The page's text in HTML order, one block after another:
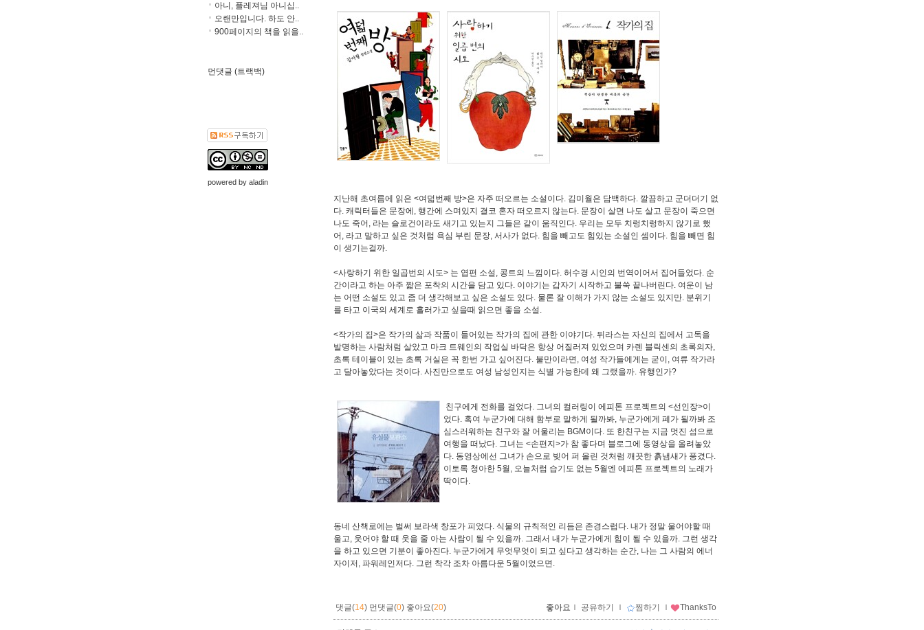
아니, 플레져님 아니십..
오랜만입니다. 하도 안..
900페이지의 책을 읽을..
먼댓글 (트랙백)
powered by aladin
지난해 초여름에 읽은 <여덟번째 방>은 자주 떠오르는 소설이다. 김미월은 담백하다. 깔끔하고 군더더기 없
다. 캐릭터들은 문장에, 행간에 스며있지 결코 혼자 떠오르지 않는다. 문장이 살면 나도 살고 문장이 죽으면
나도 죽어, 라는 슬로건이라도 새기고 있는지 그들은 같이 움직인다. 우리는 모두 치렁치렁하지 않기로 했
어, 라고 말하고 싶은 것처럼 욕심 부린 문장, 서사가 없다. 힘을 빼고도 힘있는 소설인 셈이다. 힘을 빼면 힘
이 생기는걸까.
<사랑하기 위한 일곱번의 시도> 는 엽편 소설, 콩트의 느낌이다. 허수경 시인의 번역이어서 집어들었다. 순
간이라고 하는 아주 짧은 포착의 시간을 담고 있다. 이야기는 갑자기 시작하고 불쑥 끝나버린다. 여운이 남
는 어떤 소설도 있고 좀 더 생각해보고 싶은 소설도 있다. 물론 잘 이해가 가지 않는 소설도 있지만. 분위기
를 타고 이국의 세계로 흘러가고 싶을때 읽으면 좋을 소설.
<작가의 집>은 작가의 삶과 작품이 들어있는 작가의 집에 관한 이야기다. 뒤라스는 자신의 집에서 고독을
발명하는 사람처럼 살았고 마크 트웨인의 작업실 바닥은 항상 어질러져 있었으며 카렌 블릭센의 초록의자,
초록 테이블이 있는 초록 거실은 꼭 한번 가고 싶어진다. 불만이라면, 여성 작가들에게는 굳이, 여류 작가라
고 달아놓았다는 것이다. 사진만으로도 여성 남성인지는 식별 가능한데 왜 그랬을까. 유행인가?
친구에게 전화를 걸었다. 그녀의 컬러링이 에피톤 프로젝트의 <선인장>이
었다. 혹여 누군가에 대해 함부로 말하게 될까봐, 누군가에게 폐가 될까봐 조
심스러워하는 친구와 잘 어울리는 BGM이다. 또 한친구는 지금 멋진 섬으로
여행을 떠났다. 그녀는 <손편지>가 참 좋다며 블로그에 동영상을 올려놓았
다. 동영상에선 그녀가 손으로 빚어 퍼 올린 것처럼 깨끗한 흙냄새가 풍겼다.
이토록 청아한 5월, 오늘처럼 습기도 없는 5월엔 에피톤 프로젝트의 노래가
딱이다.
동네 산책로에는 벌써 보라색 창포가 피었다. 식물의 규칙적인 리듬은 존경스럽다. 내가 정말 울어야할 때
울고, 웃어야 할 때 웃을 줄 아는 사람이 될 수 있을까. 그래서 내가 누군가에게 힘이 될 수 있을까. 그런 생각
을 하고 있으면 기분이 좋아진다. 누군가에게 무엇무엇이 되고 싶다고 생각하는 순간, 나는 그 사람의 에너
자이저, 파워레인저다. 그런 착각 조차 아름다운 5월이었으면.
댓글(14) 먼댓글(0) 좋아요(20) 좋아요 ｌ 공유하기 ｌ 찜하기 ｌ ThanksTo